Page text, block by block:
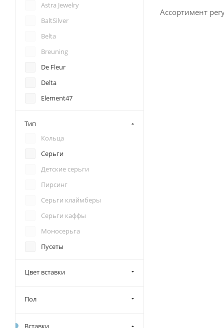
Ассортимент
Astra Jewelry
BaltSilver
Belta
Breuning
De Fleur
Delta
Element47
FilLart Studio
Fresh
Kabarovsky
KU&KU
L-Silver
Legenda
Markiz
Тип
Кольца
Серьги
Детские серьги
Пирсинг
Серьги клаймберы
Серьги каффы
Моносерьга
Пусеты
Серьги джекеты
Цвет вставки
Пол
Вставки